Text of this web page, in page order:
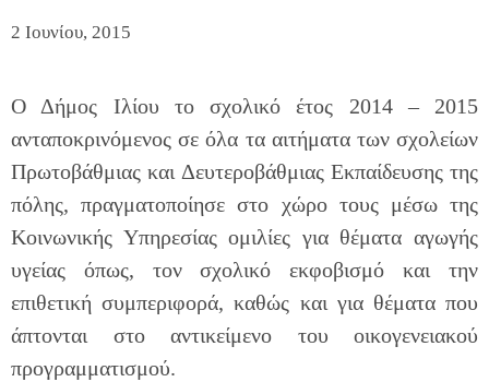
2 Ιουνίου, 2015
Ο Δήμος Ιλίου το σχολικό έτος 2014 – 2015
ανταποκρινόμενος σε όλα τα αιτήματα των σχολείων
Πρωτοβάθμιας και Δευτεροβάθμιας Εκπαίδευσης της
πόλης, πραγματοποίησε στο χώρο τους μέσω της
Κοινωνικής Υπηρεσίας ομιλίες για θέματα αγωγής
υγείας όπως, τον σχολικό εκφοβισμό και την
επιθετική συμπεριφορά, καθώς και για θέματα που
άπτονται στο αντικείμενο του οικογενειακού
προγραμματισμού.